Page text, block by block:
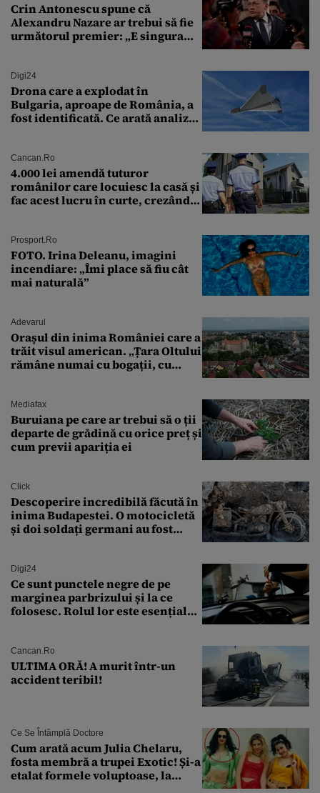
Crin Antonescu spune că
Alexandru Nazare ar trebui să fie
următorul premier: „E singura
Digi24
Drona care a explodat în
Bulgaria, aproape de România, a
fost identificată. Ce arată analiza
Cancan.ro
4.000 lei amendă tuturor
românilor care locuiesc la casă și
fac acest lucru în curte, crezând
Prosport.ro
FOTO. Irina Deleanu, imagini
incendiare: „Îmi place să fiu cât
mai naturală”
Adevarul
Orașul din inima României care a
trăit visul american. „Țara Oltului
rămâne numai cu bogații, cu
Mediafax
Buruiana pe care ar trebui să o ții
departe de grădină cu orice preț și
cum previi apariția ei
Click
Descoperire incredibilă făcută în
inima Budapestei. O motocicletă
și doi soldați germani au fost
Digi24
Ce sunt punctele negre de pe
marginea parbrizului și la ce
folosesc. Rolul lor este esențial
Cancan.ro
ULTIMA ORĂ! A murit într-un
accident teribil!
Ce Se Întâmplă Doctore
Cum arată acum Julia Chelaru,
fosta membră a trupei Exotic! Și-a
etalat formele voluptoase, la